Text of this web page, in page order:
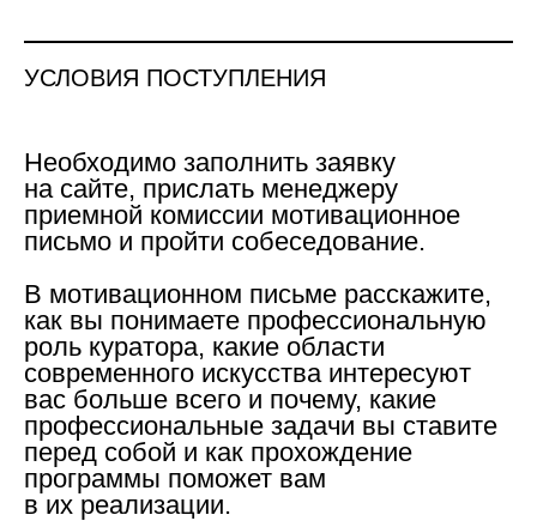
УСЛОВИЯ ПОСТУПЛЕНИЯ
Необходимо заполнить заявку
на сайте, прислать менеджеру
приемной комиссии мотивационное
письмо и пройти собеседование.
В мотивационном письме расскажите,
как вы понимаете профессиональную
роль куратора, какие области
современного искусства интересуют
вас больше всего и почему, какие
профессиональные задачи вы ставите
перед собой и как прохождение
программы поможет вам
в их реализации.